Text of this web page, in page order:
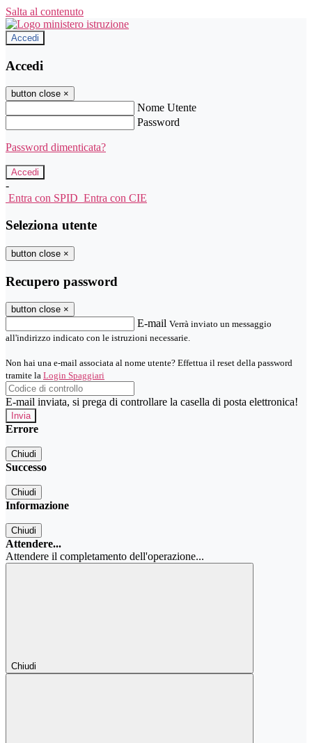
Salta al contenuto
Accedi
Accedi
button close ×
Nome Utente
Password
Password dimenticata?
-
Entra con SPID Entra con CIE
Seleziona utente
button close ×
Recupero password
button close ×
E-mail Verrà inviato un messaggio
all'indirizzo indicato con le istruzioni necessarie.
Non hai una e-mail associata al nome utente? Effettua il reset della password
tramite la Login Spaggiari
E-mail inviata, si prega di controllare la casella di posta elettronica!
Errore
Chiudi
Successo
Chiudi
Informazione
Chiudi
Attendere...
Attendere il completamento dell'operazione...
Chiudi